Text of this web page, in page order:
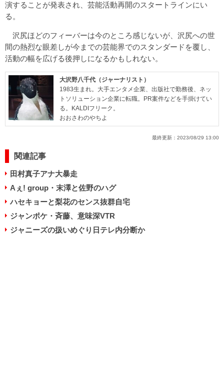
演することが発表され、芸能活動再開のスタートラインにい
る。
沢尻ほどのフィーバーは今のところ感じないが、沢尻への世
間の熱烈な眼差しが今までの芸能界でのスタンダードを覆し、
活動の幅を広げる後押しになるかもしれない。
大沢野八千代（ジャーナリスト）
1983生まれ。大手エンタメ企業、出版社で勤務後、ネッ
トソリューション企業に転職。PR案件などを手掛けてい
る。KALDIフリーク。
おおさわのやちよ
最終更新： 2023/08/29 13:00
関連記事
田村真子アナ大暴走
Aぇ! group・末澤と佐野のハグ
ハセキョーと梨花のセンス抜群自宅
ジャンポケ・斉藤、意味深VTR
ジャニーズの扱いめぐり日テレ内分断か